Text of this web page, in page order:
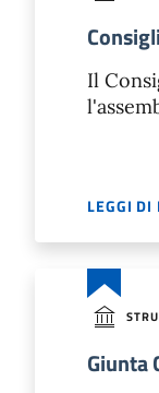
Il
LEGGI DI
Giunta